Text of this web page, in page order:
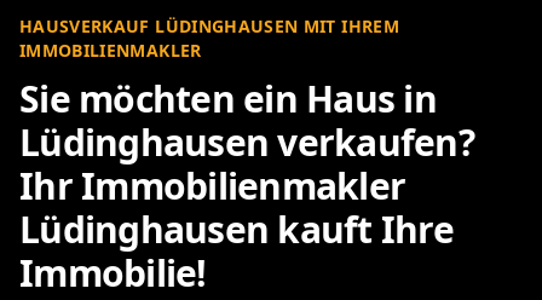
HAUSVERKAUF LÜDINGHAUSEN MIT IHREM
IMMOBILIENMAKLER
Sie möchten ein Haus in
Lüdinghausen verkaufen?
Ihr Immobilienmakler
Lüdinghausen kauft Ihre
Immobilie!